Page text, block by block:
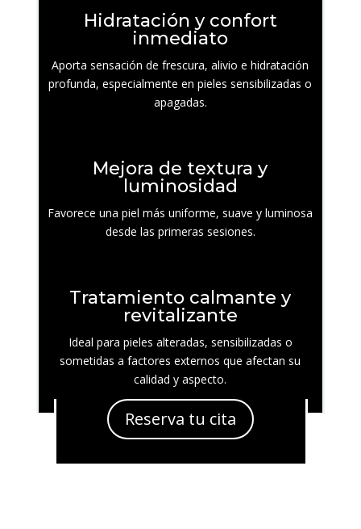
Hidratación y confort
inmediato
Aporta sensación de frescura, alivio e hidratación
profunda, especialmente en pieles sensibilizadas o
apagadas.
Mejora de textura y
luminosidad
Favorece una piel más uniforme, suave y luminosa
desde las primeras sesiones.
Tratamiento calmante y
revitalizante
Ideal para pieles alteradas, sensibilizadas o
sometidas a factores externos que afectan su
calidad y aspecto.
Reserva tu cita